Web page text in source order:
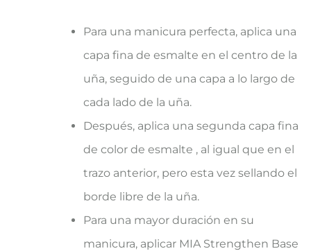
Para una manicura perfecta, aplica una
capa fina de esmalte en el centro de la
uña, seguido de una capa a lo largo de
cada lado de la uña.
Después, aplica una segunda capa fina
de color de esmalte , al igual que en el
trazo anterior, pero esta vez sellando el
borde libre de la uña.
Para una mayor duración en su
manicura, aplicar MIA Strengthen Base